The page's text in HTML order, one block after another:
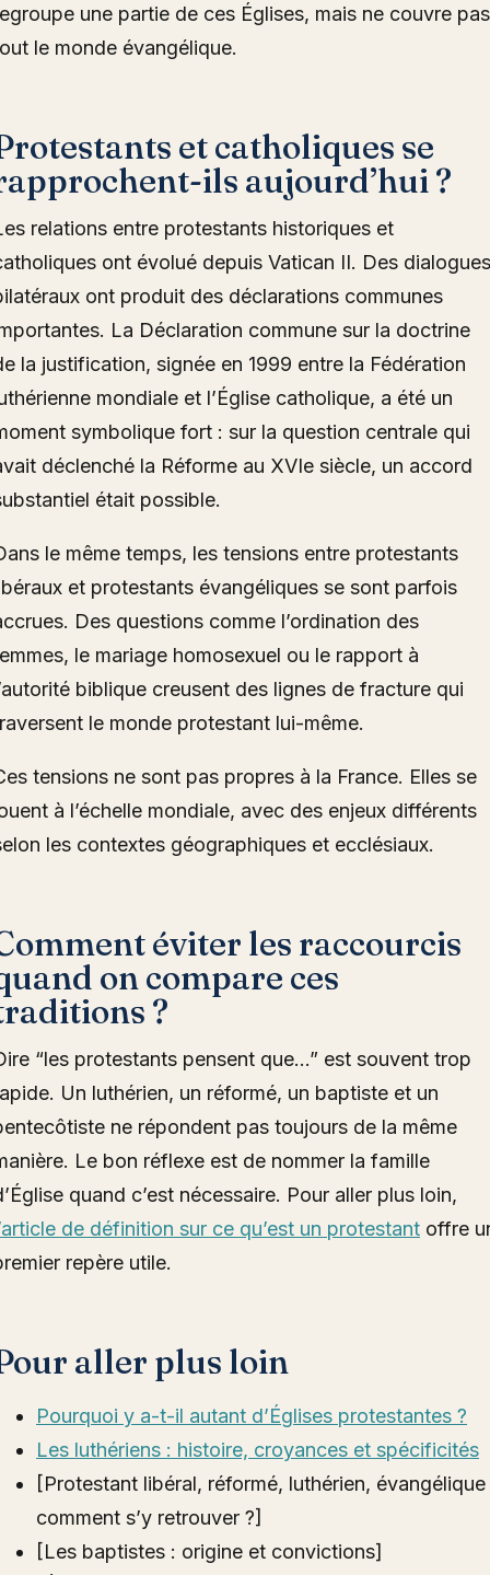
une partie de ces Églises, mais ne couvre pas
le monde évangélique.
et catholiques se
ils aujourd’hui ?
relations entre protestants historiques et
ont évolué depuis Vatican II. Des dialogues
ont produit des déclarations communes
La Déclaration commune sur la doctrine
la justification, signée en 1999 entre la Fédération
mondiale et l’Église catholique, a été un
symbolique fort : sur la question centrale qui
déclenché la Réforme au XVIe siècle, un accord
était possible.
le même temps, les tensions entre protestants
et protestants évangéliques se sont parfois
Des questions comme l’ordination des
le mariage homosexuel ou le rapport à
biblique creusent des lignes de fracture qui
le monde protestant lui-même.
tensions ne sont pas propres à la France. Elles se
à l’échelle mondiale, avec des enjeux différents
les contextes géographiques et ecclésiaux.
éviter les raccourcis
on compare ces
?
“les protestants pensent que…” est souvent trop
Un luthérien, un réformé, un baptiste et un
ne répondent pas toujours de la même
Le bon réflexe est de nommer la famille
quand c’est nécessaire. Pour aller plus loin,
de définition sur ce qu’est un protestant offre
repère utile.
aller plus loin
Pourquoi y a-t-il autant d’Églises protestantes ?
Les luthériens : histoire, croyances et spécificités
[Protestant libéral, réformé, luthérien, évangélique
comment s’y retrouver ?]
[Les baptistes : origine et convictions]